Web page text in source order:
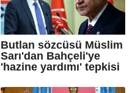
Butlan sözcüsü Müslim
Sarı'dan Bahçeli'ye
'hazine yardımı' tepkisi